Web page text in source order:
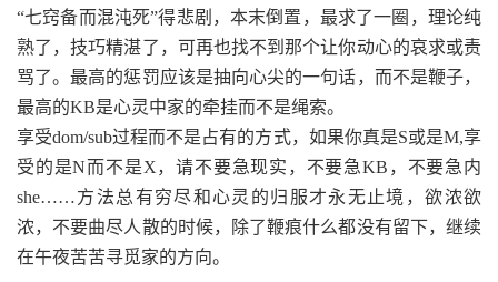
“七窍备而混沌死”得悲剧，本末倒置，最求了一圈，理论纯
熟了，技巧精湛了，可再也找不到那个让你动心的哀求或责
骂了。最高的惩罚应该是抽向心尖的一句话，而不是鞭子，
最高的KB是心灵中家的牵挂而不是绳索。
享受dom/sub过程而不是占有的方式，如果你真是S或是M,享
受的是N而不是X，请不要急现实，不要急KB，不要急内
she……方法总有穷尽和心灵的归服才永无止境，欲浓欲
浓，不要曲尽人散的时候，除了鞭痕什么都没有留下，继续
在午夜苦苦寻觅家的方向。